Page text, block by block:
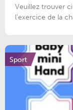
Veuillez trouver
l'exercice de la
Sport